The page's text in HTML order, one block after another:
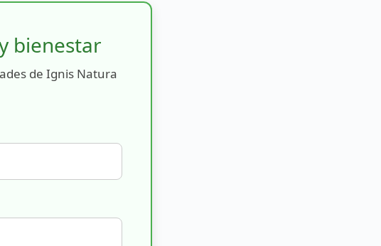
bienestar
de Ignis Natura